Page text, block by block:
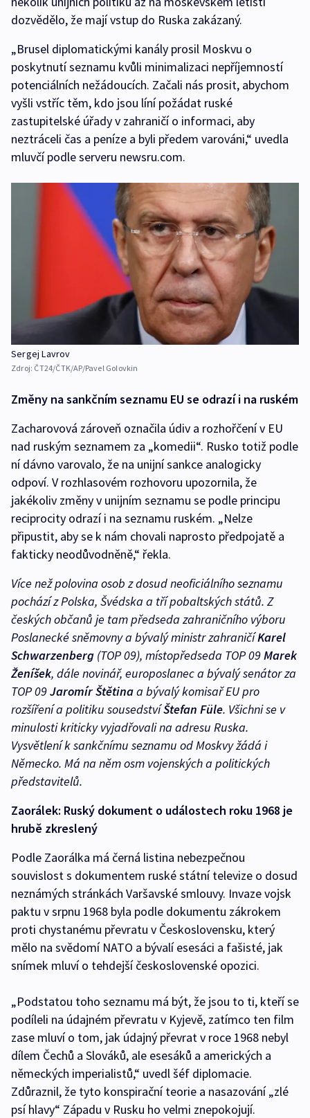
dozvědělo, že mají vstup do Ruska zakázaný.
„Brusel diplomatickými kanály prosil Moskvu o
poskytnutí seznamu kvůli minimalizaci nepříjemností
potenciálních nežádoucích. Začali nás prosit, abychom
vyšli vstříc těm, kdo jsou líní požádat ruské
zastupitelské úřady v zahraničí o informaci, aby
neztráceli čas a peníze a byli předem varováni,“ uvedla
mluvčí podle serveru newsru.com.
Sergej Lavrov
Zdroj: ČT24/ČTK/AP/Pavel Golovkin
Změny na sankčním seznamu EU se odrazí i na ruském
Zacharovová zároveň označila údiv a rozhořčení v EU
nad ruským seznamem za „komedii“. Rusko totiž podle
ní dávno varovalo, že na unijní sankce analogicky
odpoví. V rozhlasovém rozhovoru upozornila, že
jakékoliv změny v unijním seznamu se podle principu
reciprocity odrazí i na seznamu ruském. „Nelze
připustit, aby se k nám chovali naprosto předpojatě a
fakticky neodůvodněně,“ řekla.
Více než polovina osob z dosud neoficiálního seznamu
pochází z Polska, Švédska a tří pobaltských států. Z
českých občanů je tam předseda zahraničního výboru
Poslanecké sněmovny a bývalý ministr zahraničíKarel
Schwarzenberg (TOP 09), místopředseda TOP 09Marek
Ženíšek, dále novinář, europoslanec a bývalý senátor za
TOP 09Jaromír Štětinaa bývalý komisař EU pro
rozšíření a politiku sousedstvíŠtefan Füle. Všichni se v
minulosti kriticky vyjadřovali na adresu Ruska.
Vysvětlení k sankčnímu seznamu od Moskvy žádá i
Německo. Má na něm osm vojenských a politických
představitelů.
Zaorálek: Ruský dokument o událostech roku 1968 je
hrubě zkreslený
Podle Zaorálka má černá listina nebezpečnou
souvislost s dokumentem ruské státní televize o dosud
neznámých stránkách Varšavské smlouvy. Invaze vojsk
paktu v srpnu 1968 byla podle dokumentu zákrokem
proti chystanému převratu v Československu, který
mělo na svědomí NATO a bývalí esesáci a fašisté, jak
snímek mluví o tehdejší československé opozici.
„Podstatou toho seznamu má být, že jsou to ti, kteří se
podíleli na údajném převratu v Kyjevě, zatímco ten film
zase mluví o tom, jak údajný převrat v roce 1968 nebyl
dílem Čechů a Slováků, ale esesáků a amerických a
německých imperialistů,“ uvedl šéf diplomacie.
Zdůraznil, že tyto konspirační teorie a nasazování „zlé
psí hlavy“ Západu v Rusku ho velmi znepokojují.